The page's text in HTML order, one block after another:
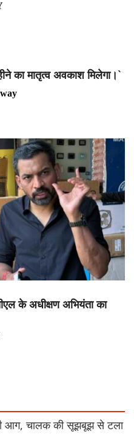
का मातृत्व अवकाश मिलेगा।`
के अधीक्षण अभियंता का
आग, चालक की सूझबूझ से टला